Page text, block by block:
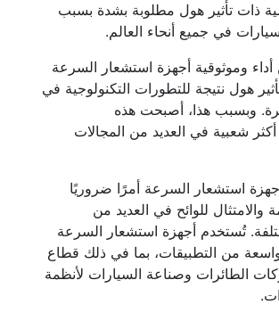
ذات تأثير هول مطلوبة بشدة بسبب
في جميع أنحاء العالم.
وموثوقية أجهزة استشعار السرعة
هول نتيجة للتطورات التكنولوجية في
وبسبب هذا، أصبحت هذه
شعبية في العديد من المجالات
استشعار السرعة أمرًا ضروريًا
والامتثال للوائح في العديد من
تُستخدم أجهزة استشعار السرعة
من التطبيقات، بما في ذلك قطاع
الطائرات وصناعة السيارات لأنظمة